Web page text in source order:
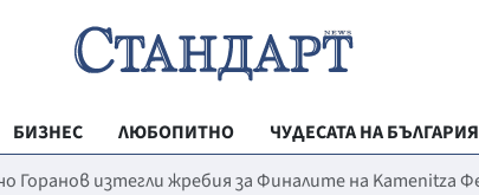
БИЗНЕС ЛЮБОПИТНО
ЧУДЕСАТА НА БЪЛГАРИЯ
РЕГИОНАЛНИ
Горанов изтегли жребия за Финалите на Kamenitza